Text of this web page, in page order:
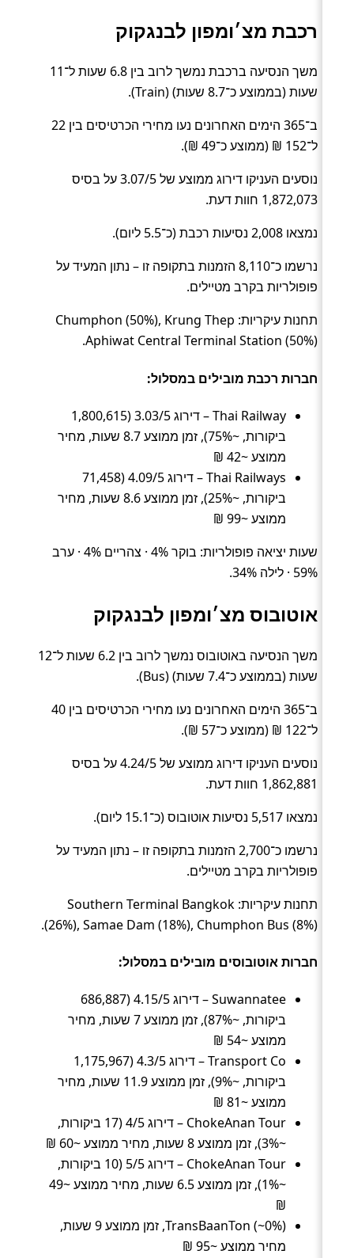
רכבת מצ׳ומפון לבנגקוק
משך הנסיעה ברכבת נמשך לרוב בין 6.8 שעות ל־11
שעות (בממוצע כ־8.7 שעות) (Train).
ב־365 הימים האחרונים נעו מחירי הכרטיסים בין 22
ל־152 ₪ (ממוצע כ־49 ₪).
נוסעים העניקו דירוג ממוצע של 3.07/5 על בסיס
1,872,073 חוות דעת.
נמצאו 2,008 נסיעות רכבת (כ־5.5 ליום).
נרשמו כ־8,110 הזמנות בתקופה זו – נתון המעיד על
פופולריות בקרב מטיילים.
תחנות עיקריות: Chumphon (50%), Krung Thep
Aphiwat Central Terminal Station (50%).
חברות רכבת מובילים במסלול:
Thai Railway – דירוג 3.03/5 (1,800,615
ביקורות, ~75%), זמן ממוצע 8.7 שעות, מחיר
ממוצע ~42 ₪
Thai Railways – דירוג 4.09/5 (71,458
ביקורות, ~25%), זמן ממוצע 8.6 שעות, מחיר
ממוצע ~99 ₪
שעות יציאה פופולריות: בוקר 4% · צהריים 4% · ערב
59% · לילה 34%.
אוטובוס מצ׳ומפון לבנגקוק
משך הנסיעה באוטובוס נמשך לרוב בין 6.2 שעות ל־12
שעות (בממוצע כ־7.4 שעות) (Bus).
ב־365 הימים האחרונים נעו מחירי הכרטיסים בין 40
ל־122 ₪ (ממוצע כ־57 ₪).
נוסעים העניקו דירוג ממוצע של 4.24/5 על בסיס
1,862,881 חוות דעת.
נמצאו 5,517 נסיעות אוטובוס (כ־15.1 ליום).
נרשמו כ־2,700 הזמנות בתקופה זו – נתון המעיד על
פופולריות בקרב מטיילים.
תחנות עיקריות: Southern Terminal Bangkok
(26%), Samae Dam (18%), Chumphon Bus (8%).
חברות אוטובוסים מובילים במסלול:
Suwannatee – דירוג 4.15/5 (686,887
ביקורות, ~87%), זמן ממוצע 7 שעות, מחיר
ממוצע ~54 ₪
Transport Co – דירוג 4.3/5 (1,175,967
ביקורות, ~9%), זמן ממוצע 11.9 שעות, מחיר
ממוצע ~81 ₪
ChokeAnan Tour – דירוג 4/5 (17 ביקורות,
~3%), זמן ממוצע 8 שעות, מחיר ממוצע ~60 ₪
ChokeAnan Tour – דירוג 5/5 (10 ביקורות,
~1%), זמן ממוצע 6.5 שעות, מחיר ממוצע ~49
₪
TransBaanTon (~0%), זמן ממוצע 9 שעות,
מחיר ממוצע ~95 ₪